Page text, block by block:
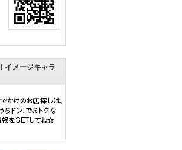
イメージキャラ